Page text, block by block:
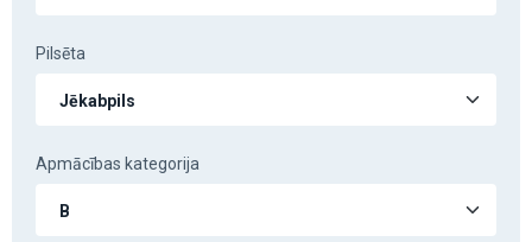
Pilsēta
Apmācības kategorija